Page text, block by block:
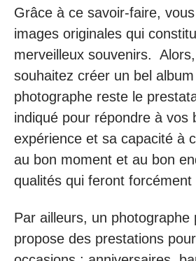
Grâce à ce savoir-faire,
images originales qui
merveilleux souvenirs.
souhaitez créer un bel
photographe reste le
indiqué pour répondre à vos
expérience et sa capacité à
au bon moment et au bon
qualités qui feront forcément
Par ailleurs, un photographe
propose des prestations